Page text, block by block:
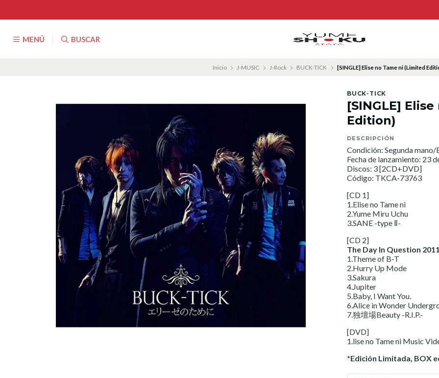
MENÚ BUSCAR
Inicio J-MUSIC J-Rock BUCK-TICK [SINGLE] Elise no Tame ni (Limited
BUCK-TICK
[SINGLE]
Edition)
DESCRIPCIÓN
Condición: Segunda mano/
Fecha de lanzamiento: 23
Discos: 3 [2CD+DVD]
Código: TKCA-73763
[CD 1]
1.Elise no Tame ni
2.Yume Miru Uchu
3.SANE -type Ⅱ-
[CD 2]
The Day In Question
1.Theme of B-T
2.Hurry Up Mode
3.Sakura
4.Jupiter
5.Baby, I Want You.
6.Alice in Wonder
7.独壇場Beauty -R.I.P.-
[DVD]
1.lise no Tame ni Music
*Edición Limitada, BOX